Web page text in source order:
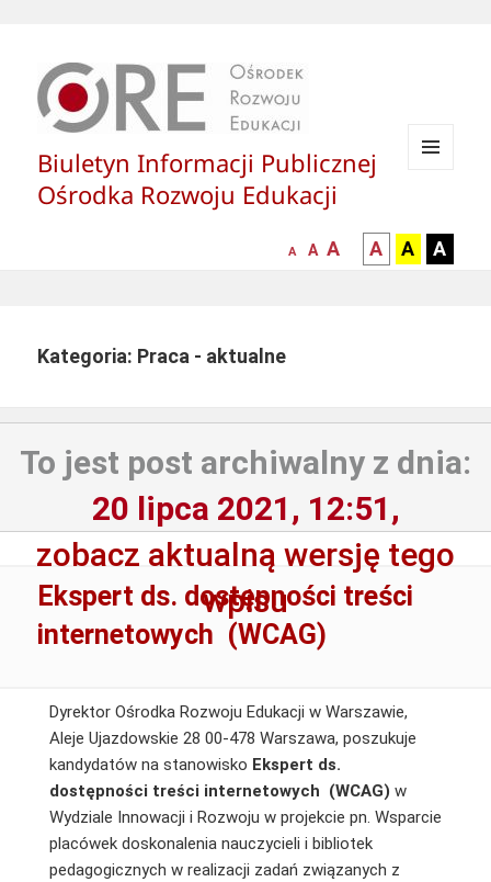
Biuletyn Informacji Publicznej
Ośrodka Rozwoju Edukacji
mniejsza
A
normalna
A
większa-
czcionka
A
kontrast
czarny
A
kontrast
czarny
A
żółty
A
Kategoria: Praca - aktualne
To jest post archiwalny z dnia:
20 lipca 2021, 12:51,
zobacz aktualną wersję tego
wpisu
Ekspert ds. dostępności treści
internetowych (WCAG)
Dyrektor Ośrodka Rozwoju Edukacji w Warszawie,
Aleje Ujazdowskie 28 00-478 Warszawa, poszukuje
kandydatów na stanowisko Ekspert ds.
dostępności treści internetowych (WCAG) w
Wydziale Innowacji i Rozwoju w projekcie pn. Wsparcie
placówek doskonalenia nauczycieli i bibliotek
pedagogicznych w realizacji zadań związanych z